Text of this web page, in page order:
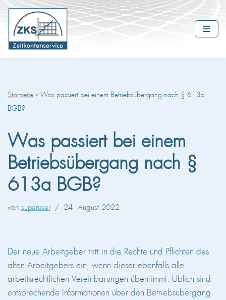
Zum
Inhalt
springen
Startseite » Was passiert bei einem Betriebsübergang nach § 613a
BGB?
Was passiert bei einem
Betriebsübergang nach §
613a BGB?
von superuser 24. August 2022
Der neue Arbeitgeber tritt in die Rechte und Pflichten des
alten Arbeitgebers ein, wenn dieser ebenfalls alle
arbeitsrechtlichen Vereinbarungen übernimmt. Üblich sind
entsprechende Informationen über den Betriebsübergang